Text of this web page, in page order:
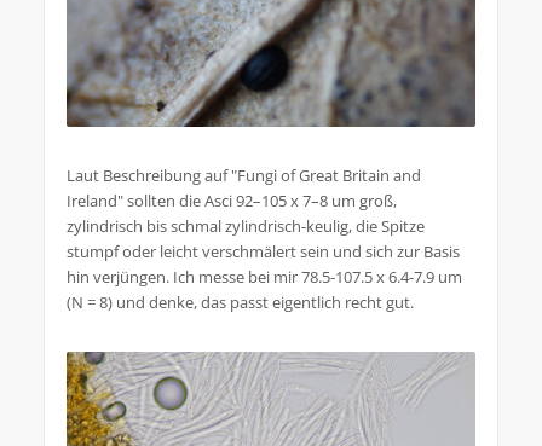
Laut Beschreibung auf "Fungi of Great Britain and
Ireland" sollten die Asci 92–105 x 7–8 um groß,
zylindrisch bis schmal zylindrisch-keulig, die Spitze
stumpf oder leicht verschmälert sein und sich zur Basis
hin verjüngen. Ich messe bei mir 78.5-107.5 x 6.4-7.9 um
(N = 8) und denke, das passt eigentlich recht gut.